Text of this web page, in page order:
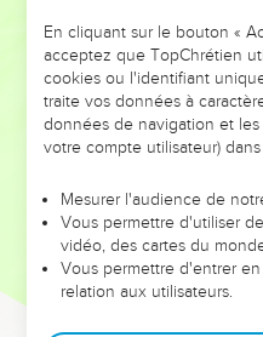
NE MANQUEZ
DE
ET SI LEURS ERREURS
leur foi ou leur vision. Mais
et les saisons difficiles qu'ils
sont elles qui
Dans cette conférence,
En cliquant sur le bouton «
acceptez que TopChrétien
cookies ou l'identifiant
traite vos données à
données de navigation et
votre compte utilisateur)
Mesurer l'audience de
Vous permettre d'utiliser
vidéo, des cartes du
Vous permettre d'entrer
relation aux utilisateurs.